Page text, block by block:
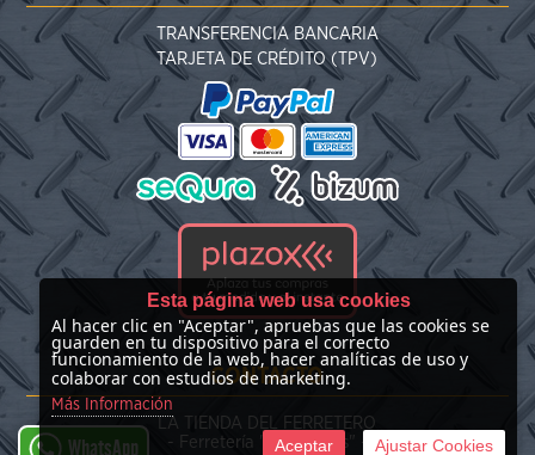
TRANSFERENCIA BANCARIA
TARJETA DE CRÉDITO (TPV)
CONTACTO
LA TIENDA DEL FERRETERO
- Ferretería "Las Nieves" -
WhatsApp
Esta página web usa cookies
Al hacer clic en "Aceptar", apruebas que las cookies se
guarden en tu dispositivo para el correcto
funcionamiento de la web, hacer analíticas de uso y
colaborar con estudios de marketing.
Más Información
Aceptar Ajustar Cookies